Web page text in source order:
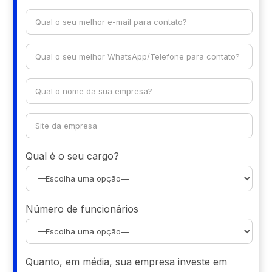
Qual é o seu cargo?
Número de funcionários
Quanto, em média, sua empresa investe em